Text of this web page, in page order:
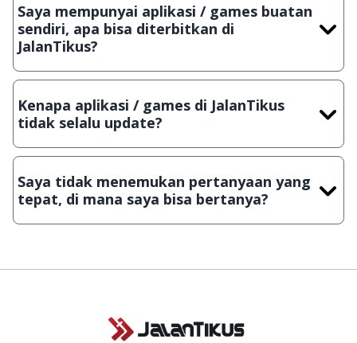
hanya bisa digunakan dalam jangka waktu tertentu dan jika
ingin lanjut menggunakannya kamu harus membeli lisensi
aslinya.
Saya mempunyai aplikasi / games buatan
sendiri, apa bisa diterbitkan di
JalanTikus?
Tentu saja bisa. Silahkan kirim email keinfo@jalantikus.com
Lampiran File instalasi / (APK) jika Android
Kenapa aplikasi / games di JalanTikus
tidak selalu update?
Demi menjaga kualitas aplikasi dan games yang ada di
download secara manual, sehingga kuota sebesar ribuan
aplikasi & games tidak dapat tercapai dalam waktu yang
singkat.
Saya tidak menemukan pertanyaan yang
tepat, di mana saya bisa bertanya?
Kami dengan senang hati menjawab setiap pertanyaan yang